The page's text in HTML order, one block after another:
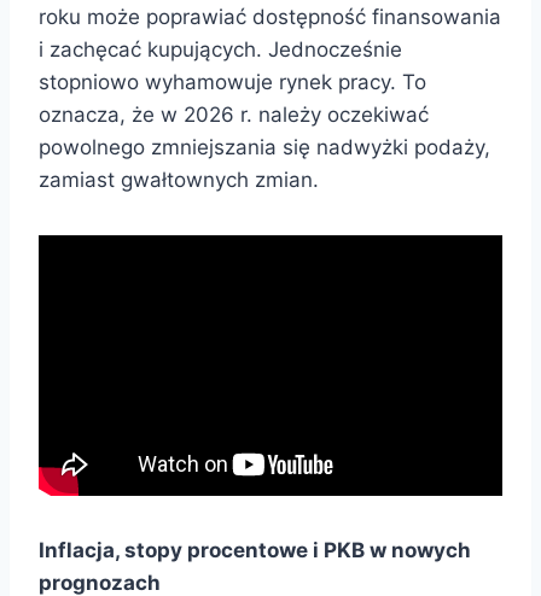
roku może poprawiać dostępność finansowania
i zachęcać kupujących. Jednocześnie
stopniowo wyhamowuje rynek pracy. To
oznacza, że w 2026 r. należy oczekiwać
powolnego zmniejszania się nadwyżki podaży,
zamiast gwałtownych zmian.
Inflacja, stopy procentowe i PKB w nowych
prognozach